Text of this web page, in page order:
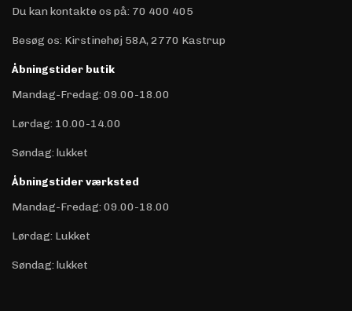
Du kan kontakte os på: 70 400 405
Besøg os: Kirstinehøj 58A, 2770 Kastrup
Åbningstider butik
Mandag-Fredag: 09.00-18.00
Lørdag: 10.00-14.00
Søndag: lukket
Åbningstider værksted
Mandag-Fredag: 09.00-18.00
Lørdag: Lukket
Søndag: lukket